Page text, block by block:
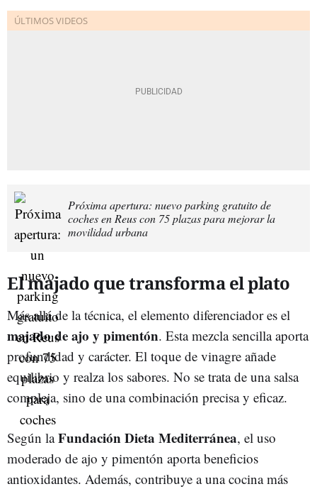
Próxima apertura: nuevo parking gratuito de
coches en Reus con 75 plazas para mejorar la
movilidad urbana
El majado que transforma el plato
Más allá de la técnica, el elemento diferenciador es el
majado de ajo y pimentón. Esta mezcla sencilla aporta
profundidad y carácter. El toque de vinagre añade
equilibrio y realza los sabores. No se trata de una salsa
compleja, sino de una combinación precisa y eficaz.
Según laFundación Dieta Mediterránea, el uso
moderado de ajo y pimentón aporta beneficios
antioxidantes. Además, contribuye a una cocina más